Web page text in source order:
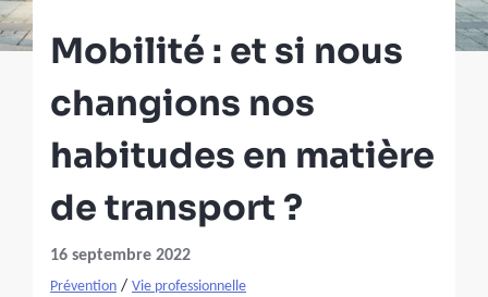
Mobilité : et si nous
changions nos
habitudes en matière
de transport ?
16 septembre 2022
Prévention / Vie professionnelle